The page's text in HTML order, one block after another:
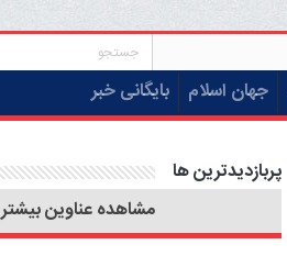
جهان اسلام بایگانی خبر
پربازدیدترین ها
مشاهده عناوین بیشتر